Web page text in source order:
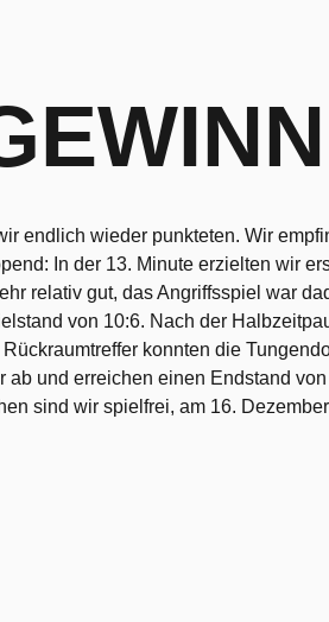
endlich wieder punkteten. Wir
In der 13. Minute erzielten wir
relativ gut, das Angriffsspiel war
von 10:6. Nach der
konnten die
und erreichen einen Endstand von
sind wir spielfrei, am 16.